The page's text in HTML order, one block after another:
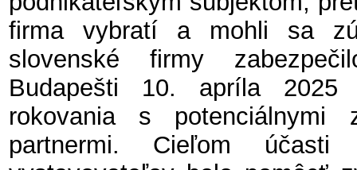
firma vybratí a mohli sa
slovenské firmy
Budapešti 10. apríla
rokovania s potenciálnymi
partnermi. Cieľom